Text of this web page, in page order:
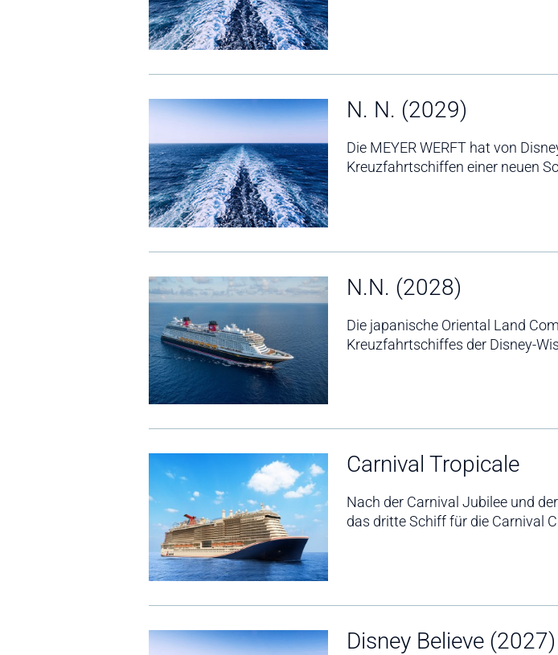
N. N. (2029)
Die MEYER WERFT hat von
Kreuzfahrtschiffen einer neuen
N.N. (2028)
Die japanische Oriental Land
Kreuzfahrtschiffes der Disney-
Carnival Tropicale
Nach der Carnival Jubilee und
das dritte Schiff für die Carnival
Disney Believe (2027)